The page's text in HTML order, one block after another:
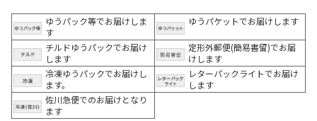
ゆうパック等でお届けしま
す
ゆうパケットでお届けします
チルドゆうパックでお届け
します
定形外郵便(簡易書留)でお届
けします
冷凍ゆうパックでお届けし
ます。
レターパックライトでお届け
します
佐川急便でのお届けとなり
ます